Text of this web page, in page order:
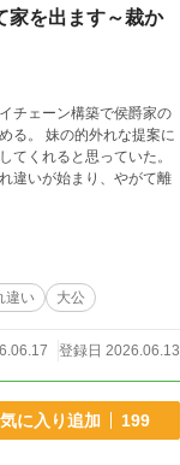
家を出ます～裁か
チェーン構築で侯爵家の
違い 大公
登録日 2026.06.13
に入り追加 199